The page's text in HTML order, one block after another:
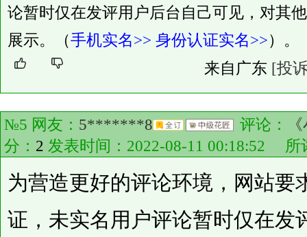
论暂时仅在发评用户后台自己可见，对其
展示。（手机实名>> 身份认证实名>>）。
来自广东 [投
№5 网友： 5*******8 评论：
分： 2 发表时间：2022-08-11 00:18:52 所
为营造更好的评论环境，网站要
证，未实名用户评论暂时仅在发